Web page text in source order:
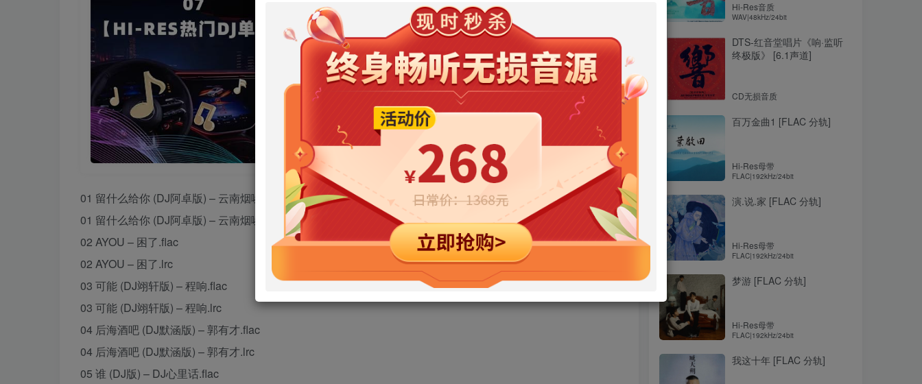
￥9.9 限时特惠
￥99
年卡会员免费 永久会员 免费
您当前未登录！建议登陆后购买，可保存购买订单
01 留什么给你 (DJ阿卓版) – 云南烟嗓子.flac
01 留什么给你 (DJ阿卓版) – 云南烟嗓子.lrc
02 AYOU – 困了.flac
02 AYOU – 困了.lrc
03 可能 (DJ翊轩版) – 程响.flac
03 可能 (DJ翊轩版) – 程响.lrc
04 后海酒吧 (DJ默涵版) – 郭有才.flac
04 后海酒吧 (DJ默涵版) – 郭有才.lrc
05 谁 (DJ版) – DJ心里话.flac
Hi-Res音质
WAV|48kHz/24bit
DTS-红音堂唱片《响·监听
终极版》 [6.1声道]
CD无损音质
百万金曲1 [FLAC 分轨]
Hi-Res母带
FLAC|192kHz/24bit
演.说.家 [FLAC 分轨]
Hi-Res母带
FLAC|192kHz/24bit
梦游 [FLAC 分轨]
Hi-Res母带
FLAC|192kHz/24bit
我这十年 [FLAC 分轨]